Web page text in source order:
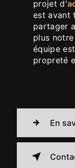
projet d'
est avant
partager
plus
équipe
propreté
En